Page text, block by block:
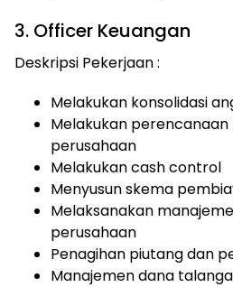
3. Officer Keuangan
Deskripsi Pekerjaan :
Melakukan konsolidasi
Melakukan perencanaan
perusahaan
Melakukan cash control
Menyusun skema
Melaksanakan
perusahaan
Penagihan piutang dan
Manajemen dana